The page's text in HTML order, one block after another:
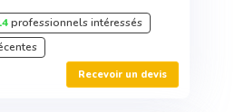
professionnels intéressés
Recevoir un devis